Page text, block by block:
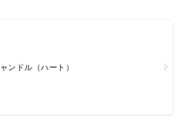
ンドル（ハート）